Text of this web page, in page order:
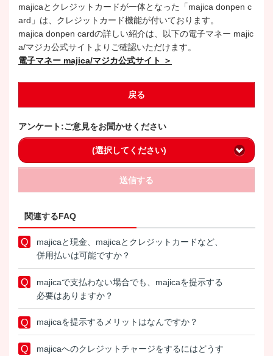
majicaとクレジットカードが一体となった「majica donpen c
ard」は、クレジットカード機能が付いております。
majica donpen cardの詳しい紹介は、以下の電子マネー majic
a/マジカ公式サイトよりご確認いただけます。
電子マネー majica/マジカ公式サイト ＞
戻る
アンケート:ご意見をお聞かせください
(選択してください)
送信する
関連するFAQ
majicaと現金、majicaとクレジットカードなど、
併用払いは可能ですか？
majicaで支払わない場合でも、majicaを提示する
必要はありますか？
majicaを提示するメリットはなんですか？
majicaへのクレジットチャージをするにはどうす